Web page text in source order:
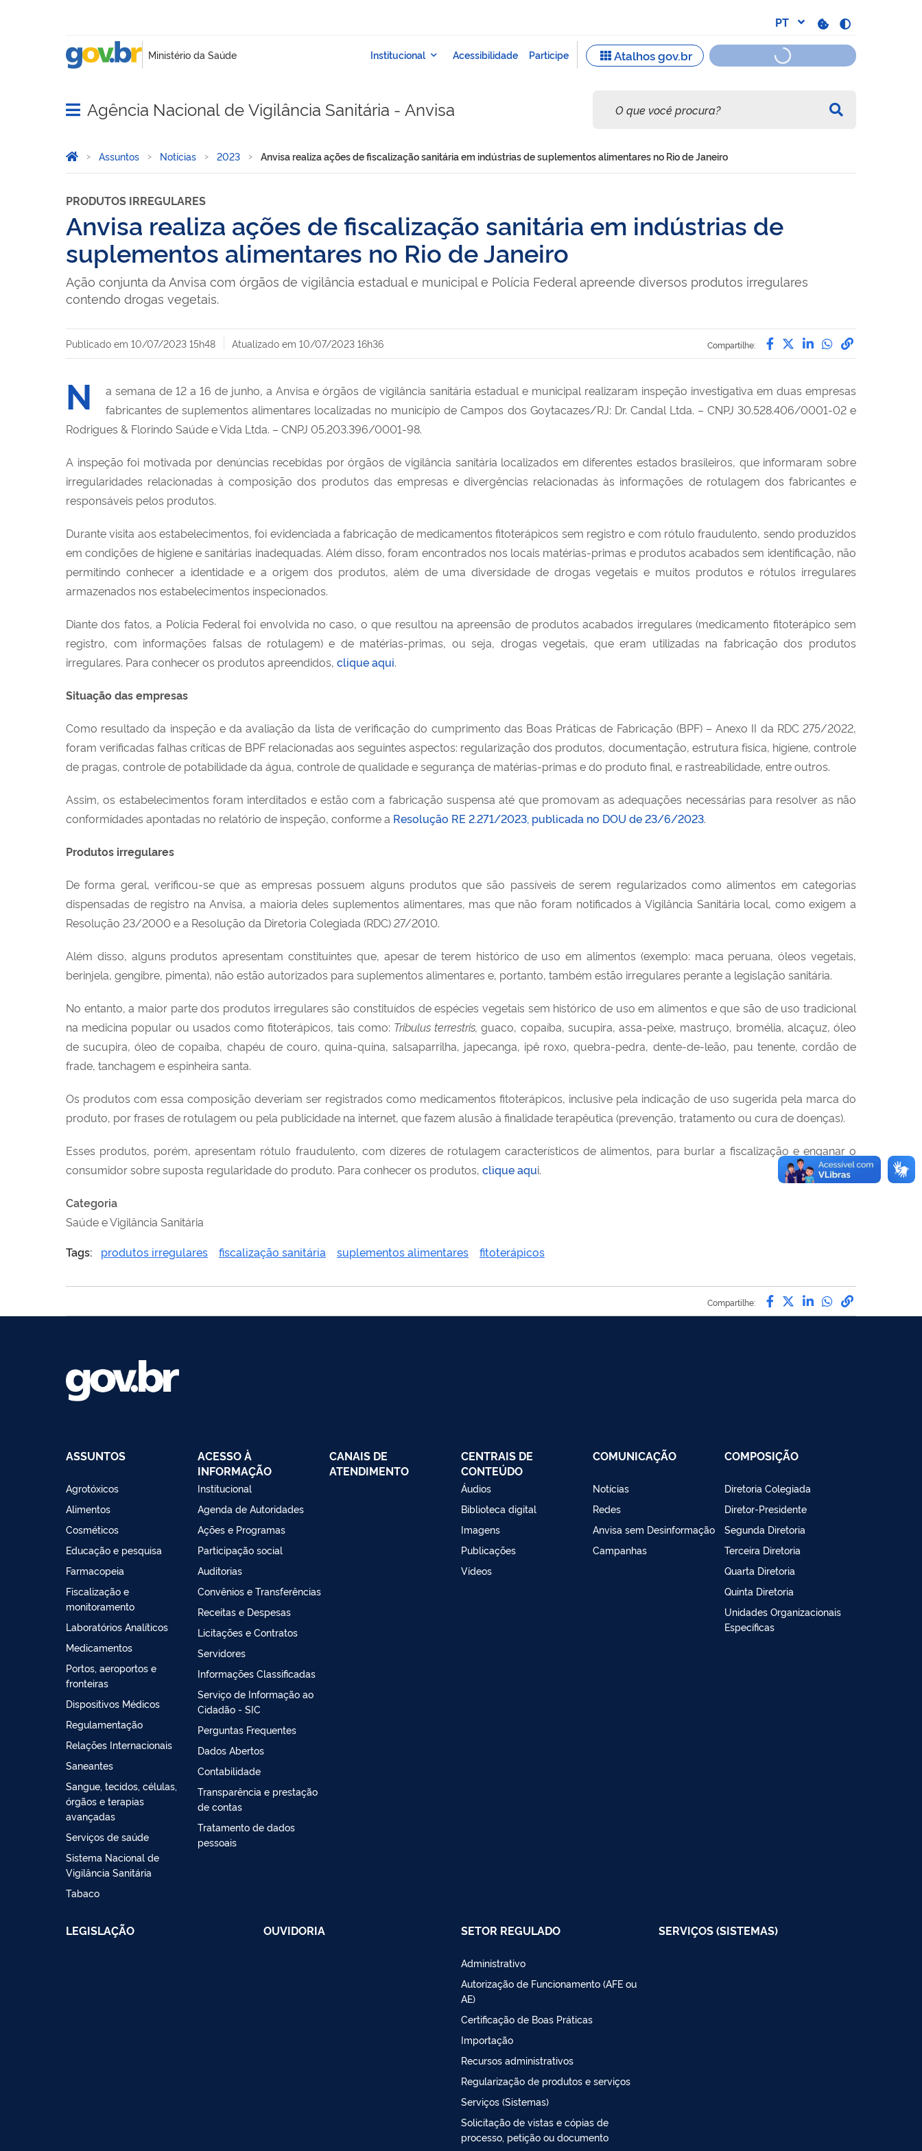
Abrir menu principal de navegação
Agência Nacional de Vigilância Sanitária - Anvisa
Você está aqui:
Página Inicial
Assuntos Notícias 2023 Anvisa realiza ações de fiscalização sanitária em indústrias de suplementos alimentares no Rio de Janeiro
PRODUTOS IRREGULARES
Anvisa realiza ações de fiscalização sanitária em indústrias de
suplementos alimentares no Rio de Janeiro
Ação conjunta da Anvisa com órgãos de vigilância estadual e municipal e Polícia Federal apreende diversos produtos irregulares
contendo drogas vegetais.
Compartilhe: Compartilhe por
Compartilhe por
Compartilhe por
Compartilhe
link para
Publicado em 10/07/2023 15h48 Atualizado em 10/07/2023 16h36
N
a semana de 12 a 16 de junho, a Anvisa e órgãos de vigilância sanitária estadual e municipal realizaram inspeção investigativa em duas empresas
fabricantes de suplementos alimentares localizadas no município de Campos dos Goytacazes/RJ: Dr. Candal Ltda. – CNPJ 30.528.406/0001-02 e
Rodrigues & Florindo Saúde e Vida Ltda. – CNPJ 05.203.396/0001-98.
A inspeção foi motivada por denúncias recebidas por órgãos de vigilância sanitária localizados em diferentes estados brasileiros, que informaram sobre
irregularidades relacionadas à composição dos produtos das empresas e divergências relacionadas às informações de rotulagem dos fabricantes e
responsáveis pelos produtos.
Durante visita aos estabelecimentos, foi evidenciada a fabricação de medicamentos fitoterápicos sem registro e com rótulo fraudulento, sendo produzidos
em condições de higiene e sanitárias inadequadas. Além disso, foram encontrados nos locais matérias-primas e produtos acabados sem identificação, não
permitindo conhecer a identidade e a origem dos produtos, além de uma diversidade de drogas vegetais e muitos produtos e rótulos irregulares
armazenados nos estabelecimentos inspecionados.
Diante dos fatos, a Polícia Federal foi envolvida no caso, o que resultou na apreensão de produtos acabados irregulares (medicamento fitoterápico sem
registro, com informações falsas de rotulagem) e de matérias-primas, ou seja, drogas vegetais, que eram utilizadas na fabricação dos produtos
irregulares. Para conhecer os produtos apreendidos, clique aqui.
Situação das empresas
Como resultado da inspeção e da avaliação da lista de verificação do cumprimento das Boas Práticas de Fabricação (BPF) – Anexo II da RDC 275/2022,
foram verificadas falhas críticas de BPF relacionadas aos seguintes aspectos: regularização dos produtos, documentação, estrutura física, higiene, controle
de pragas, controle de potabilidade da água, controle de qualidade e segurança de matérias-primas e do produto final, e rastreabilidade, entre outros.
Assim, os estabelecimentos foram interditados e estão com a fabricação suspensa até que promovam as adequações necessárias para resolver as não
conformidades apontadas no relatório de inspeção, conforme a Resolução RE 2.271/2023, publicada no DOU de 23/6/2023.
Produtos irregulares
De forma geral, verificou-se que as empresas possuem alguns produtos que são passíveis de serem regularizados como alimentos em categorias
dispensadas de registro na Anvisa, a maioria deles suplementos alimentares, mas que não foram notificados à Vigilância Sanitária local, como exigem a
Resolução 23/2000 e a Resolução da Diretoria Colegiada (RDC) 27/2010.
Além disso, alguns produtos apresentam constituintes que, apesar de terem histórico de uso em alimentos (exemplo: maca peruana, óleos vegetais,
berinjela, gengibre, pimenta), não estão autorizados para suplementos alimentares e, portanto, também estão irregulares perante a legislação sanitária.
No entanto, a maior parte dos produtos irregulares são constituídos de espécies vegetais sem histórico de uso em alimentos e que são de uso tradicional
na medicina popular ou usados como fitoterápicos, tais como: Tribulus terrestris, guaco, copaíba, sucupira, assa-peixe, mastruço, bromélia, alcaçuz, óleo
de sucupira, óleo de copaíba, chapéu de couro, quina-quina, salsaparrilha, japecanga, ipê roxo, quebra-pedra, dente-de-leão, pau tenente, cordão de
frade, tanchagem e espinheira santa.
Os produtos com essa composição deveriam ser registrados como medicamentos fitoterápicos, inclusive pela indicação de uso sugerida pela marca do
produto, por frases de rotulagem ou pela publicidade na internet, que fazem alusão à finalidade terapêutica (prevenção, tratamento ou cura de doenças).
Esses produtos, porém, apresentam rótulo fraudulento, com dizeres de rotulagem característicos de alimentos, para burlar a fiscalização e enganar o
consumidor sobre suposta regularidade do produto. Para conhecer os produtos, clique aqui.
Categoria
Saúde e Vigilância Sanitária
Tags:
produtos irregulares fiscalização sanitária suplementos alimentares fitoterápicos
Compartilhe: Compartilhe por
Compartilhe por
Compartilhe por
Compartilhe
link para
ASSUNTOS
Agrotóxicos
Alimentos
Cosméticos
Educação e pesquisa
Farmacopeia
Fiscalização e
monitoramento
Laboratórios Analíticos
Medicamentos
Portos, aeroportos e
fronteiras
Dispositivos Médicos
Regulamentação
Relações Internacionais
Saneantes
Sangue, tecidos, células,
órgãos e terapias
avançadas
Serviços de saúde
Sistema Nacional de
Vigilância Sanitária
Tabaco
ACESSO À
INFORMAÇÃO
Institucional
Agenda de Autoridades
Ações e Programas
Participação social
Auditorias
Convênios e Transferências
Receitas e Despesas
Licitações e Contratos
Servidores
Informações Classificadas
Serviço de Informação ao
Cidadão - SIC
Perguntas Frequentes
Dados Abertos
Contabilidade
Transparência e prestação
de contas
Tratamento de dados
pessoais
CANAIS DE
ATENDIMENTO
CENTRAIS DE
CONTEÚDO
Áudios
Biblioteca digital
Imagens
Publicações
Vídeos
COMUNICAÇÃO
Notícias
Redes
Anvisa sem Desinformação
Campanhas
COMPOSIÇÃO
Diretoria Colegiada
Diretor-Presidente
Segunda Diretoria
Terceira Diretoria
Quarta Diretoria
Quinta Diretoria
Unidades Organizacionais
Específicas
LEGISLAÇÃO OUVIDORIA SETOR REGULADO
Administrativo
Autorização de Funcionamento (AFE ou
AE)
Certificação de Boas Práticas
Importação
Recursos administrativos
Regularização de produtos e serviços
Serviços (Sistemas)
Solicitação de vistas e cópias de
processo, petição ou documento
SERVIÇOS (SISTEMAS)